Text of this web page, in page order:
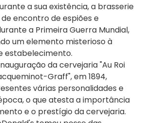
a sua existência, a brasserie
encontro de espiões e
a Primeira Guerra Mundial,
um elemento misterioso à
estabelecimento.
da cervejaria "Au Roi
Graff", em 1894,
várias personalidades e
o que atesta a importância
e o prestígio da cervejaria.